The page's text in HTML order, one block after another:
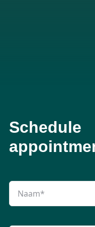
Schedule